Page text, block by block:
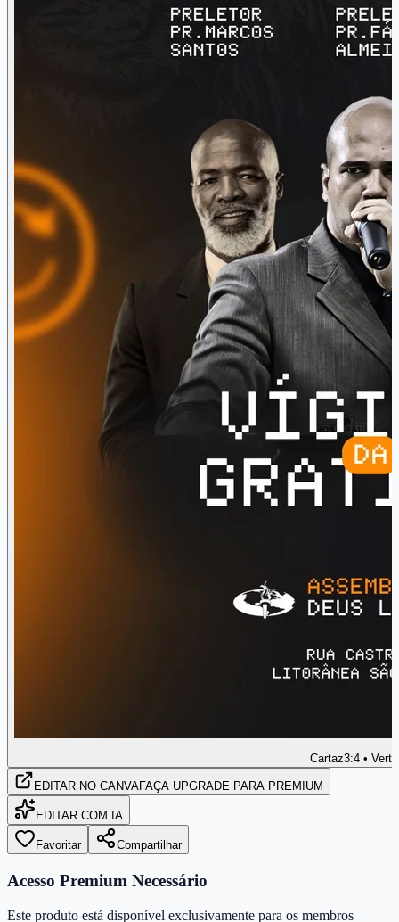
Cartaz3:4 •
EDITAR NO CANVAFAÇA UPGRADE PARA PREMIUM
EDITAR COM IA
Favoritar Compartilhar
Acesso Premium Necessário
Este produto está disponível exclusivamente para os membros